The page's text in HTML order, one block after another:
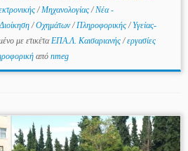
/Μηχανολογίας/Νέα -
/Οχημάτων/Πληροφορικής/Υγείας-
με ετικέταΕΠΑ.Λ. Καισαριανής/εργασίες
από nmeg